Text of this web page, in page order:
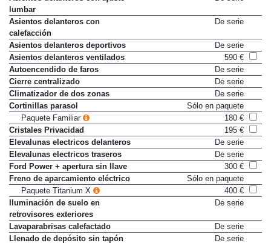
lumbar
Asientos delanteros con
calefacción
De serie
Asientos delanteros deportivos
De serie
Asientos delanteros ventilados
590 €
Autoencendido de faros
De serie
Cierre centralizado
De serie
Climatizador de dos zonas
De serie
Cortinillas parasol
Sólo en paquete
Paquete Familiar
180 €
Cristales Privacidad
195 €
Elevalunas electricos delanteros
De serie
Elevalunas electricos traseros
De serie
Ford Power + apertura sin llave
300 €
Freno de aparcamiento eléctrico
Sólo en paquete
Paquete Titanium X
400 €
Iluminación de suelo en
retrovisores exteriores
De serie
Lavaparabrisas calefactado
De serie
Llenado de depósito sin tapón
De serie